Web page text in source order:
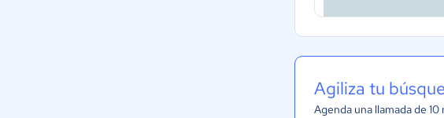
Agiliza tu
Agenda una llamada de